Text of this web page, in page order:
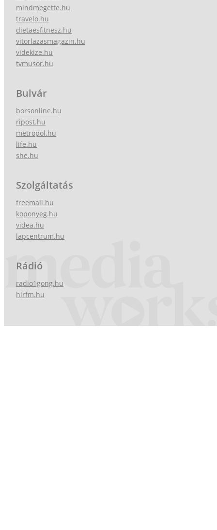
mindmegette.hu
travelo.hu
dietaesfitnesz.hu
vitorlazasmagazin.hu
videkize.hu
tvmusor.hu
Bulvár
borsonline.hu
ripost.hu
metropol.hu
life.hu
she.hu
Szolgáltatás
freemail.hu
koponyeg.hu
videa.hu
lapcentrum.hu
Rádió
radio1gong.hu
hirfm.hu